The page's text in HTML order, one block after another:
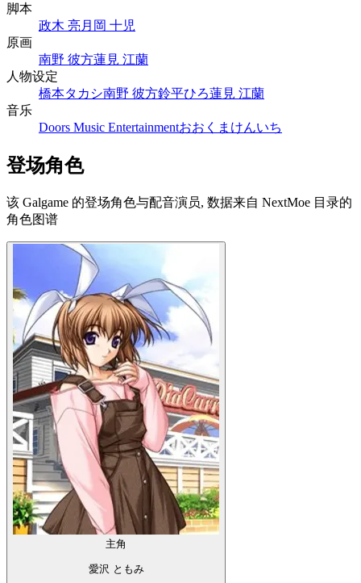
脚本
政木 亮月岡 十児
原画
南野 彼方蓮見 江蘭
人物设定
橋本タカシ南野 彼方鈴平ひろ蓮見 江蘭
音乐
Doors Music Entertainmentおおくまけんいち
登场角色
该 Galgame 的登场角色与配音演员, 数据来自 NextMoe 目录的
角色图谱
主角
愛沢 ともみ